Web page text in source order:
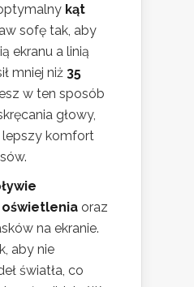
kąt
sofę tak, aby
ekranu a linią
mniej niż 35
w ten sposób
głowy,
lepszy komfort
oraz
na ekranie.
aby nie
światła, co